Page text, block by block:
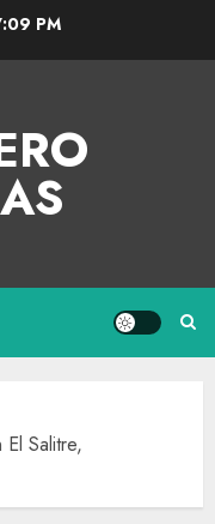
PM
Salitre,